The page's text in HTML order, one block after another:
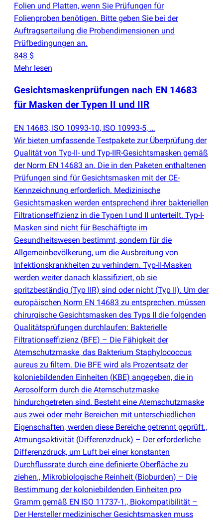
Folien und Platten, wenn Sie Prüfungen für
Folienproben benötigen. Bitte geben Sie bei der
Auftragserteilung die Probendimensionen und
Prüfbedingungen an.
848 $
Mehr lesen
Gesichtsmaskenprüfungen nach EN 14683
für Masken der Typen II und IIR
EN 14683, ISO 10993-10, ISO 10993-5, …
Wir bieten umfassende Testpakete zur Überprüfung der
Qualität von Typ-II- und Typ-IIR-Gesichtsmasken gemäß
der Norm EN 14683 an. Die in den Paketen enthaltenen
Prüfungen sind für Gesichtsmasken mit der CE-
Kennzeichnung erforderlich. Medizinische
Gesichtsmasken werden entsprechend ihrer bakteriellen
Filtrationseffizienz in die Typen I und II unterteilt. Typ-I-
Masken sind nicht für Beschäftigte im
Gesundheitswesen bestimmt, sondern für die
Allgemeinbevölkerung, um die Ausbreitung von
Infektionskrankheiten zu verhindern. Typ-II-Masken
werden weiter danach klassifiziert, ob sie
spritzbeständig (Typ IIR) sind oder nicht (Typ II). Um der
europäischen Norm EN 14683 zu entsprechen, müssen
chirurgische Gesichtsmasken des Typs II die folgenden
Qualitätsprüfungen durchlaufen: Bakterielle
Filtrationseffizienz (BFE) – Die Fähigkeit der
Atemschutzmaske, das Bakterium Staphylococcus
aureus zu filtern. Die BFE wird als Prozentsatz der
koloniebildenden Einheiten (KBE) angegeben, die in
Aerosolform durch die Atemschutzmaske
hindurchgetreten sind. Besteht eine Atemschutzmaske
aus zwei oder mehr Bereichen mit unterschiedlichen
Eigenschaften, werden diese Bereiche getrennt geprüft.,
Atmungsaktivität (Differenzdruck) – Der erforderliche
Differenzdruck, um Luft bei einer konstanten
Durchflussrate durch eine definierte Oberfläche zu
ziehen., Mikrobiologische Reinheit (Bioburden) – Die
Bestimmung der koloniebildenden Einheiten pro
Gramm gemäß EN ISO 11737-1., Biokompatibilität –
Der Hersteller medizinischer Gesichtsmasken muss